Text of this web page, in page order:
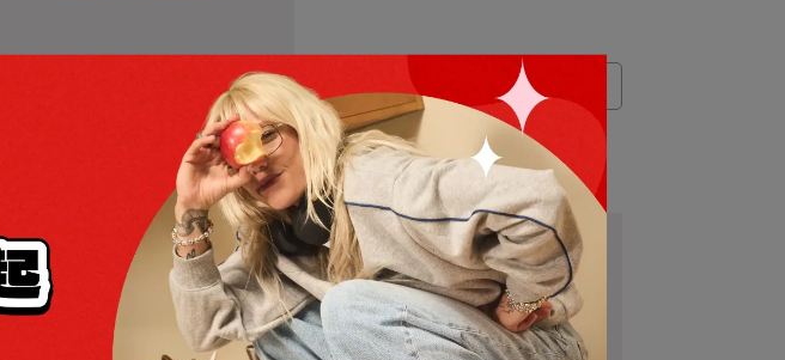
OUTLET加碼兩件折$80 / 四件折$188 OUTLET加碼兩件折$80 / 四件折$188
FUEL FLEX RUN慢跑鞋_男/女
NT$2,296NT$3,280